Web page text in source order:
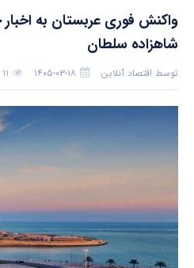
واکنش فوری عربستان به اخبار
شاهزاده سلطان
توسط اقتصاد آنلاین ۱۴۰۵-۰۳-۱۸ ۱۱ بازدید